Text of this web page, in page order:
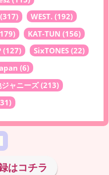
(317) WEST. (192)
KAT-TUN (156)
(127) SixTONES (22)
(6)
ャニーズ(213)
はコチラ